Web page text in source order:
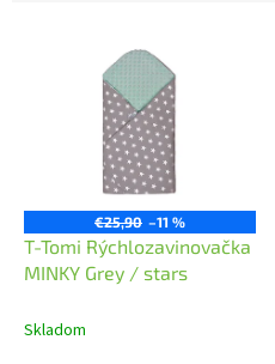
€25,90 –11 %
T-Tomi Rýchlozavinovačka
MINKY Grey / stars
Skladom